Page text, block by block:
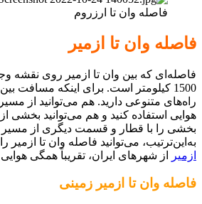
فاصله وان تا ارزروم
فاصله وان تا ازمیر
فاصله‌ای که بین وان تا ازمیر روی نقشه
1500 کیلومتر است. برای اینکه مسافت بین
راه‌های متنوعی دارید. هم می‌توانید از
هوایی استفاده کنید و هم می‌توانید بخشی
بخشی را با قطار و قسمت دیگری از مسیر
به‌این‌ترتیب، می‌توانید فاصله وان تا ازمیر
ازمیر
از شهرهای ایران، تقریباً همگی
فاصله وان تا ازمیر زمینی